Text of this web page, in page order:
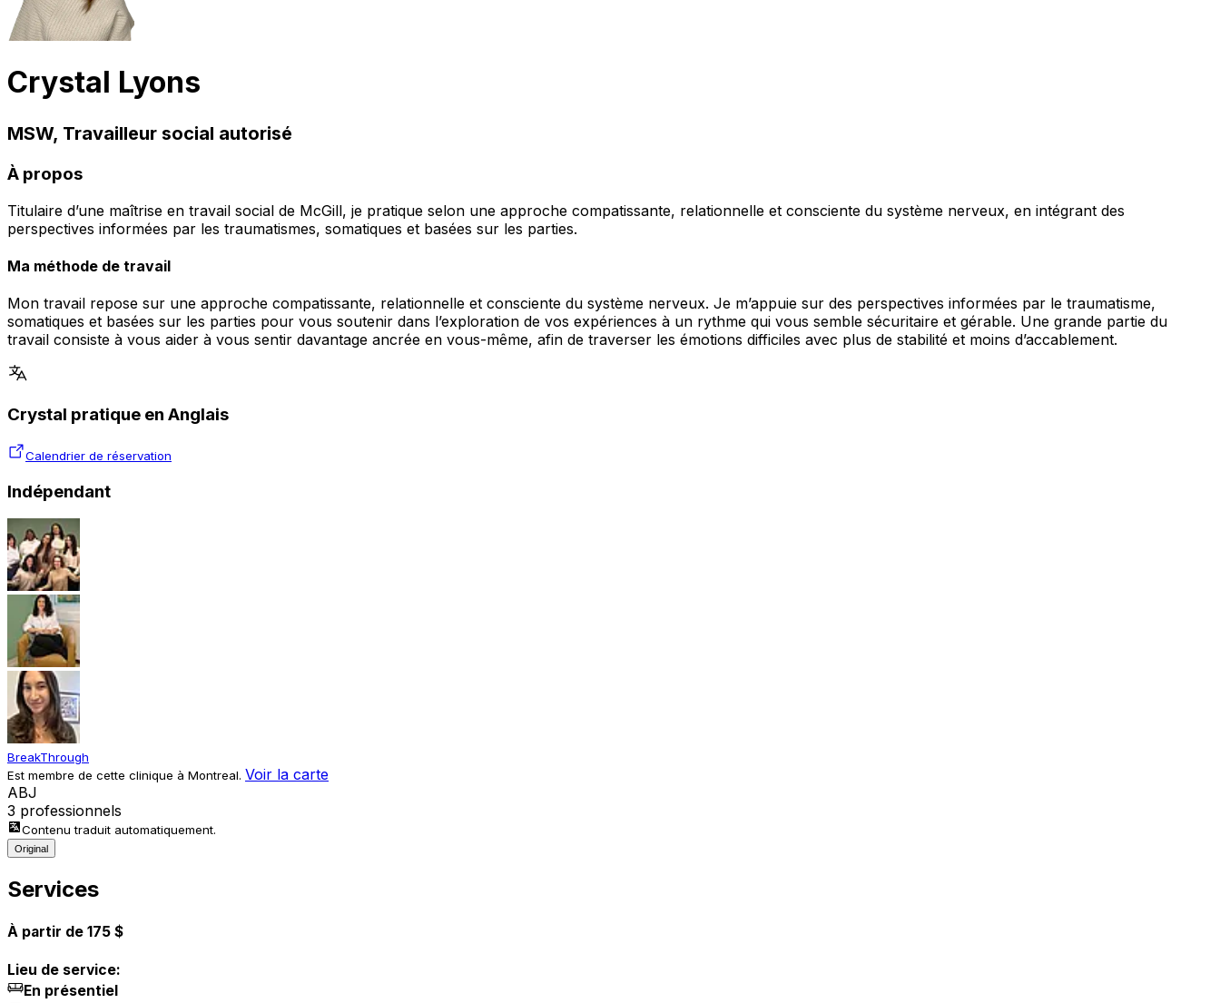
Crystal Lyons
MSW, Travailleur social autorisé
À propos
Titulaire d’une maîtrise en travail social de McGill, je pratique selon une approche compatissante, relationnelle et consciente du système nerveux, en intégrant des
perspectives informées par les traumatismes, somatiques et basées sur les parties.
Ma méthode de travail
Mon travail repose sur une approche compatissante, relationnelle et consciente du système nerveux. Je m’appuie sur des perspectives informées par le traumatisme,
somatiques et basées sur les parties pour vous soutenir dans l’exploration de vos expériences à un rythme qui vous semble sécuritaire et gérable. Une grande partie du
travail consiste à vous aider à vous sentir davantage ancrée en vous-même, afin de traverser les émotions difficiles avec plus de stabilité et moins d’accablement.
Crystal pratique en Anglais
Calendrier de réservation
Indépendant
BreakThrough
Est membre de cette clinique à Montreal. Voir la carte
ABJ
3 professionnels
Contenu traduit automatiquement.
Original
Services
À partir de 175 $
Lieu de service:
En présentiel